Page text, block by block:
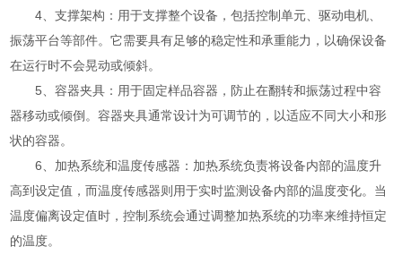
4、支撑架构：用于支撑整个设备，包括控制单元、驱动电机、
振荡平台等部件。它需要具有足够的稳定性和承重能力，以确保设备
在运行时不会晃动或倾斜。
5、容器夹具：用于固定样品容器，防止在翻转和振荡过程中容
器移动或倾倒。容器夹具通常设计为可调节的，以适应不同大小和形
状的容器。
6、加热系统和温度传感器：加热系统负责将设备内部的温度升
高到设定值，而温度传感器则用于实时监测设备内部的温度变化。当
温度偏离设定值时，控制系统会通过调整加热系统的功率来维持恒定
的温度。